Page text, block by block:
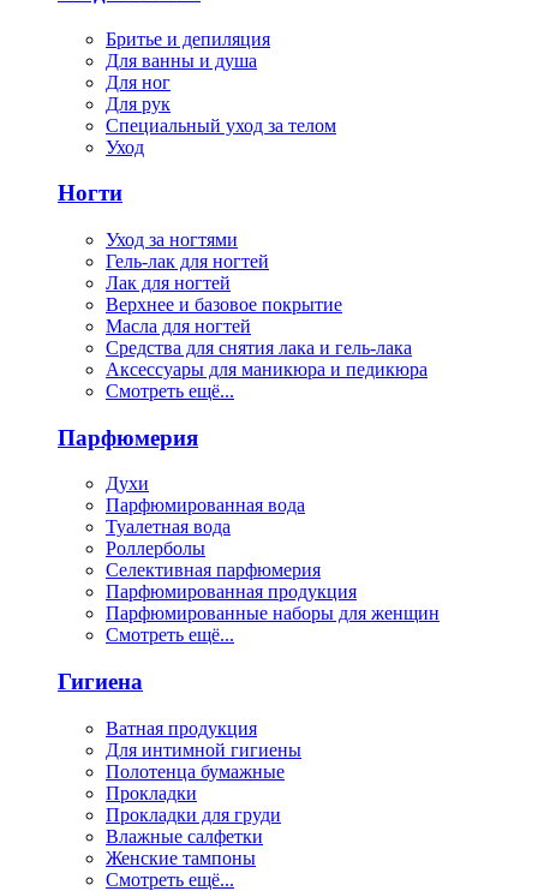
Бритье и депиляция
Для ванны и душа
Для ног
Для рук
Специальный уход за телом
Уход
Ногти
Уход за ногтями
Гель-лак для ногтей
Лак для ногтей
Верхнее и базовое покрытие
Масла для ногтей
Средства для снятия лака и гель-лака
Аксессуары для маникюра и педикюра
Смотреть ещё...
Парфюмерия
Духи
Парфюмированная вода
Туалетная вода
Роллерболы
Селективная парфюмерия
Парфюмированная продукция
Парфюмированные наборы для женщин
Смотреть ещё...
Гигиена
Ватная продукция
Для интимной гигиены
Полотенца бумажные
Прокладки
Прокладки для груди
Влажные салфетки
Женские тампоны
Смотреть ещё...